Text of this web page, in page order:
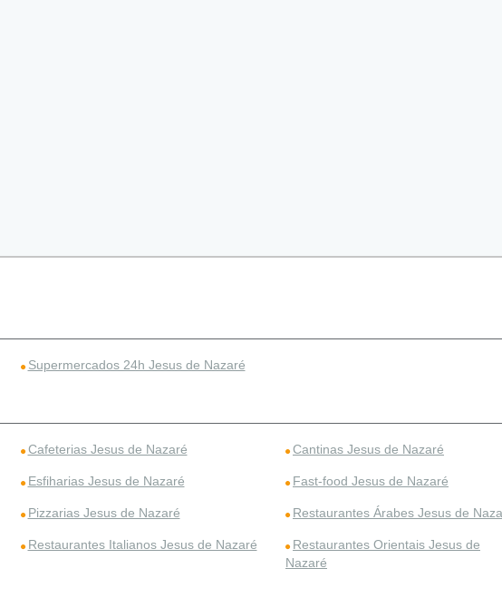
Supermercados 24h Jesus de Nazaré
Cafeterias Jesus de Nazaré Cantinas Jesus de Nazaré
Esfiharias Jesus de Nazaré Fast-food Jesus de Nazaré
Pizzarias Jesus de Nazaré Restaurantes Árabes Jesus de
Restaurantes Italianos Jesus de Nazaré
Restaurantes Orientais Jesus de
Nazaré